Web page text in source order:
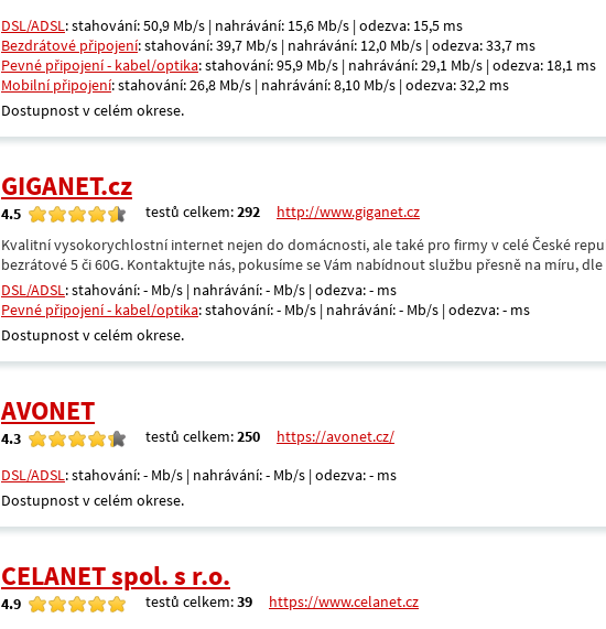
DSL/ADSL: stahování: 50,9 Mb/s | nahrávání: 15,6 Mb/s | odezva: 15,5 ms
Bezdrátové připojení: stahování: 39,7 Mb/s | nahrávání: 12,0 Mb/s | odezva: 33,7 ms
Pevné připojení - kabel/optika: stahování: 95,9 Mb/s | nahrávání: 29,1 Mb/s | odezva: 18,1 ms
Mobilní připojení: stahování: 26,8 Mb/s | nahrávání: 8,10 Mb/s | odezva: 32,2 ms
Dostupnost v celém okrese.
GIGANET.cz
4.5 testů celkem:292
http://www.giganet.cz
Kvalitní vysokorychlostní internet nejen do domácnosti, ale také pro firmy v celé České
bezrátové 5 či 60G. Kontaktujte nás, pokusíme se Vám nabídnout službu přesně na míru, dle
DSL/ADSL: stahování: - Mb/s | nahrávání: - Mb/s | odezva: - ms
Pevné připojení - kabel/optika: stahování: - Mb/s | nahrávání: - Mb/s | odezva: - ms
Dostupnost v celém okrese.
AVONET
4.3 testů celkem:250
https://avonet.cz/
DSL/ADSL: stahování: - Mb/s | nahrávání: - Mb/s | odezva: - ms
Dostupnost v celém okrese.
CELANET spol. s r.o.
4.9 testů celkem:39
https://www.celanet.cz